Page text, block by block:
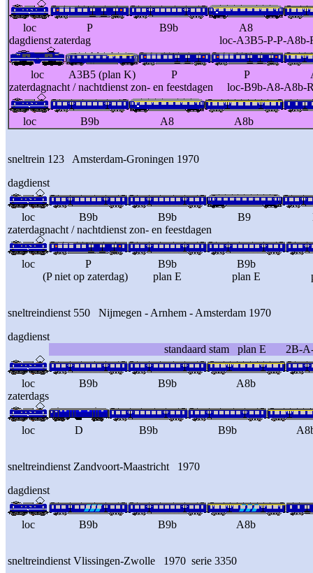
loc P B9b
A8
dagdienst zaterdag loc-A3B5-P-P-A8b-RD-
loc A3B5 (plan K) P P
zaterdagnacht / nachtdienst zon- en feestdagen loc-B9b-A8-A8b-
loc B9b A8 A8b
sneltrein 123 Amsterdam-Groningen 1970
dagdienst
loc B9b B9b B9
zaterdagnacht / nachtdienst zon- en feestdagen
loc P B9b
B9b
(P niet op zaterdag)
plan E plan E
sneltreindienst 550 Nijmegen - Arnhem - Amsterdam 1970
dagdienst
standaard stam plan E 2B-
loc B9b B9b
A8b
zaterdags
loc D B9b B9b
sneltreindienst Zandvoort-Maastricht 1970
dagdienst
loc B9b B9b A8b
sneltreindienst Vlissingen-Zwolle 1970 serie 3350